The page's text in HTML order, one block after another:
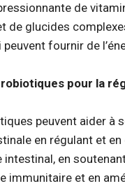
de
de glucides
peuvent fournir de
pour la
peuvent aider à
en régulant et
intestinal, en
immunitaire et en